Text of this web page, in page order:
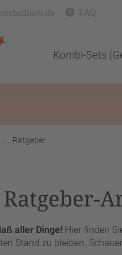
FAQ
Kombi-Sets
Ratgeber
aller Dinge! Hier finden
Stand zu bleiben.